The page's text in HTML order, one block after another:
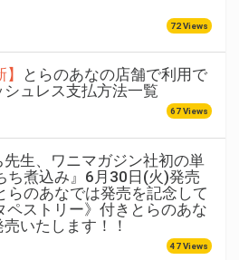
72 Views
とらのあなの店舗で利用で
シュレス支払方法一覧
67 Views
生、ワニマガジン社初の単
ち煮込み』6月30日(火)発売
らのあなでは発売を記念して
ペストリー》付きとらのあな
いたします！！
47 Views